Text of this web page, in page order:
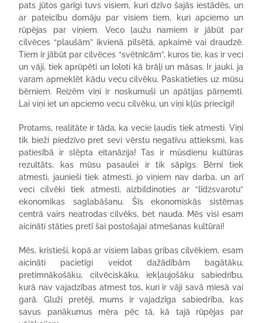
pats jūtos garīgi tuvs visiem, kuri dzīvo šajās iestādēs, un
ar pateicību domāju par visiem tiem, kuri apciemo un
rūpējas par viņiem. Veco ļaužu namiem ir jābūt par
cilvēces “plaušām” ikvienā pilsētā, apkaimē vai draudzē.
Tiem ir jābūt par cilvēces “svētnīcām”, kuros tie, kas ir veci
un vāji, tiek aprūpēti un loloti kā brāļi un māsas. Ir jauki, ja
varam apmeklēt kādu vecu cilvēku. Paskatieties uz mūsu
bērniem. Reizēm viņi ir noskumuši un apātijas pārņemti.
Lai viņi iet un apciemo vecu cilvēku, un viņi kļūs priecīgi!
Protams, realitāte ir tāda, ka vecie ļaudis tiek atmesti. Viņi
tik bieži piedzīvo pret sevi vērstu negatīvu attieksmi, kas
patiesībā ir slēpta eitanāzija! Tas ir mūsdienu kultūras
rezultāts, kas mūsu pasaulei ir tik sāpīgs. Bērni tiek
atmesti, jaunieši tiek atmesti, jo viņiem nav darba, un arī
veci cilvēki tiek atmesti, aizbildinoties ar “līdzsvarotu”
ekonomikas saglabāšanu. Šīs ekonomiskās sistēmas
centrā vairs neatrodas cilvēks, bet nauda. Mēs visi esam
aicināti stāties pretī šai postošajai atmešanas kultūrai!
Mēs, kristieši, kopā ar visiem labas gribas cilvēkiem, esam
aicināti pacietīgi veidot dažādībām bagātāku,
pretimnākošāku, cilvēciskāku, iekļaujošāku sabiedrību,
kurā nav vajadzības atmest tos, kuri ir vāji savā miesā vai
garā. Gluži pretēji, mums ir vajadzīga sabiedrība, kas
savus panākumus mēra pēc tā, kā tajā rūpējas par